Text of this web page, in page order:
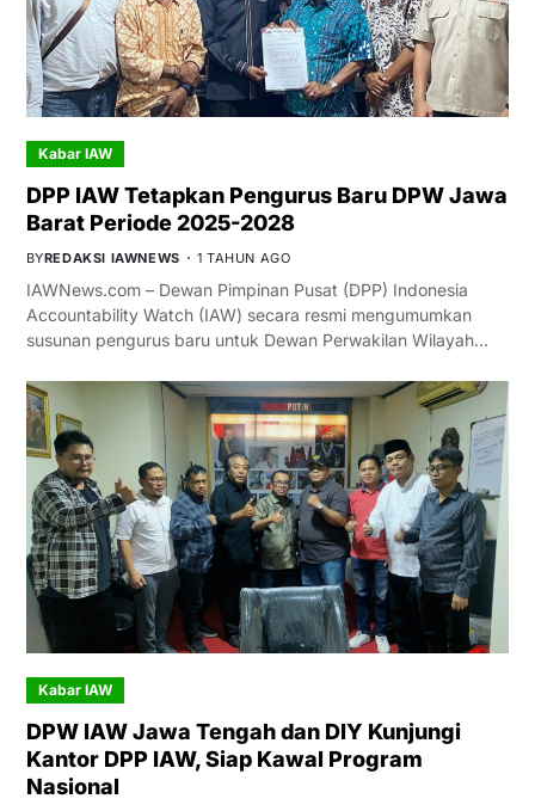
Kabar IAW
DPP IAW Tetapkan Pengurus Baru DPW Jawa
Barat Periode 2025-2028
BYREDAKSI IAWNEWS 1 TAHUN AGO
IAWNews.com – Dewan Pimpinan Pusat (DPP) Indonesia
Accountability Watch (IAW) secara resmi mengumumkan
susunan pengurus baru untuk Dewan Perwakilan Wilayah…
Kabar IAW
DPW IAW Jawa Tengah dan DIY Kunjungi
Kantor DPP IAW, Siap Kawal Program
Nasional